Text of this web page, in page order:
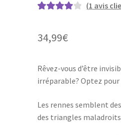
sur
client
(1 avis
34,99€
Rêvez-vous d’être
irréparable? Optez
Les rennes semblent
des triangles